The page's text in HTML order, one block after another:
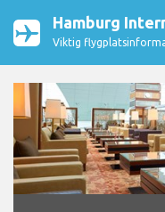
Hamburg
Viktig